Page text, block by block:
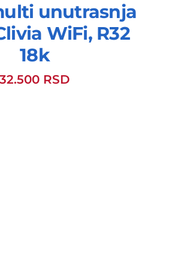
unutrasnja
WiFi, R32
18k
32.500 RSD